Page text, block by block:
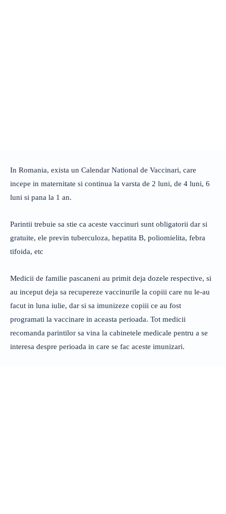
In Romania, exista un Calendar National de Vaccinari, care
incepe in maternitate si continua la varsta de 2 luni, de 4 luni, 6
luni si pana la 1 an.
Parintii trebuie sa stie ca aceste vaccinuri sunt obligatorii dar si
gratuite, ele previn tuberculoza, hepatita B, poliomielita, febra
tifoida, etc
Medicii de familie pascaneni au primit deja dozele respective, si
au inceput deja sa recupereze vaccinurile la copiii care nu le-au
facut in luna iulie, dar si sa imunizeze copiii ce au fost
programati la vaccinare in aceasta perioada. Tot medicii
recomanda parintilor sa vina la cabinetele medicale pentru a se
interesa despre perioada in care se fac aceste imunizari.